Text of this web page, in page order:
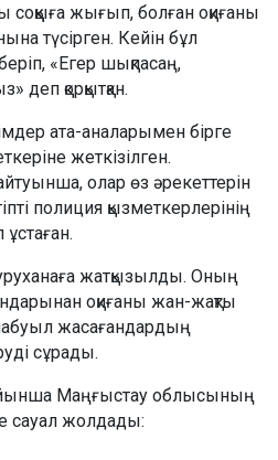
соққыға жығып, болған оқиғаны
түсірген. Кейін бұл
«Егер шықпасаң,
қорқытқан.
ата-аналарымен бірге
жеткізілген.
олар өз әрекеттерін
полиция қызметкерлерінің
жатқызылды. Оның
оқиғаны жан-жақты
жасағандардың
сұрады.
Маңғыстау облысының
сауал жолдады: